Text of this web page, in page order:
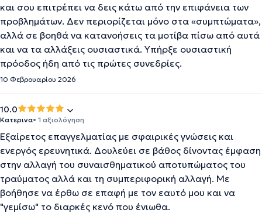
και σου επιτρέπει να δεις κάτω από την επιφάνεια των
προβλημάτων. Δεν περιορίζεται μόνο στα «συμπτώματα»,
αλλά σε βοηθά να κατανοήσεις τα μοτίβα πίσω από αυτά
και να τα αλλάξεις ουσιαστικά. Yπήρξε ουσιαστική
πρόοδος ήδη από τις πρώτες συνεδρίες.
10 Φεβρουαρίου 2026
10.0
Κατερινα• 1 αξιολόγηση
Εξαίρετος επαγγελματίας με σφαιρικές γνώσεις και
ενεργός ερευνητικά. Δουλεύει σε βάθος δίνοντας έμφαση
στην αλλαγή του συναισθηματικού αποτυπώματος του
τραύματος αλλά και τη συμπεριφορική αλλαγή. Με
βοήθησε να έρθω σε επαφή με τον εαυτό μου και να
"γεμίσω" το διαρκές κενό που ένιωθα.